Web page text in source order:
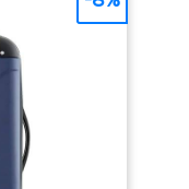
sans effort
sets 3 et 5
38 cm avec
de 25 cm